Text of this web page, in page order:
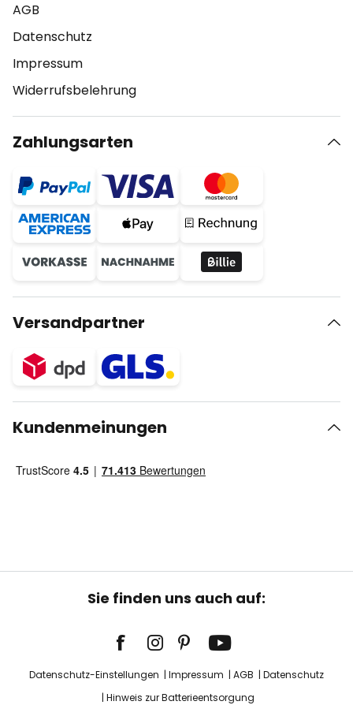
AGB
Datenschutz
Impressum
Widerrufsbelehrung
Zahlungsarten
Versandpartner
Kundenmeinungen
Sie finden uns auch auf:
Datenschutz-Einstellungen Impressum AGB
Datenschutz
Hinweis zur Batterieentsorgung